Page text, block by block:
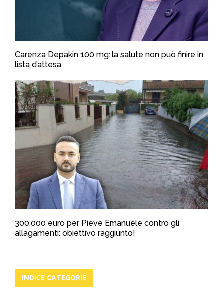
Carenza Depakin 100 mg: la salute non può finire in
lista d’attesa
300.000 euro per Pieve Emanuele contro gli
allagamenti: obiettivo raggiunto!
INDICE CATEGORIE